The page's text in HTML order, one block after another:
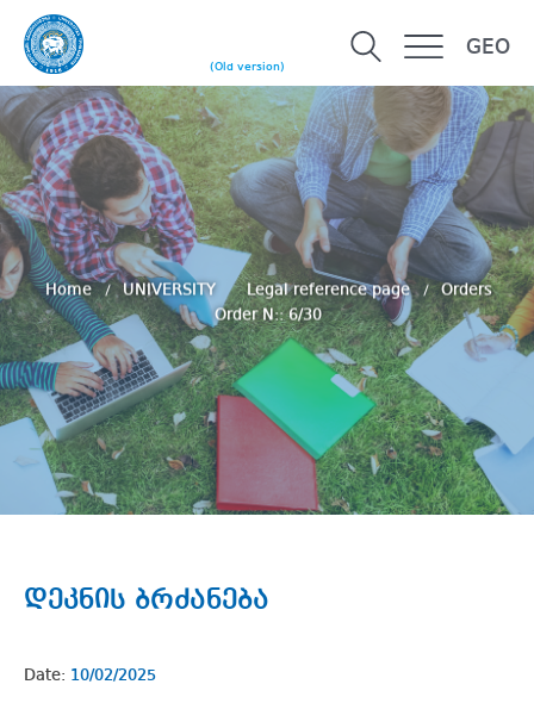
(Old version)
GEO
Home UNIVERSITY Legal reference page
Orders
Order N:: 6/30
დეკნის ბრძანება
Date: 10/02/2025